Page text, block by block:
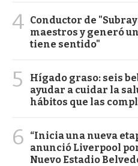
4 Conductor de
maestros y generó
tiene sentido"
5
Hígado graso: seis
ayudar a cuidar la
hábitos que las
6
“Inicia una nueva
anunció Liverpool
Nuevo Estadio